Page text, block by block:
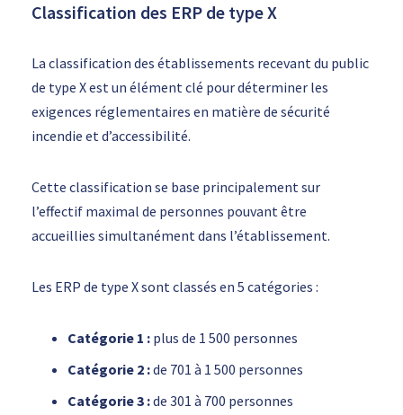
Classification des ERP de type X
La classification des établissements recevant du public
de type X est un élément clé pour déterminer les
exigences réglementaires en matière de sécurité
incendie et d’accessibilité.
Cette classification se base principalement sur
l’effectif maximal de personnes pouvant être
accueillies simultanément dans l’établissement.
Les ERP de type X sont classés en 5 catégories :
Catégorie 1 : plus de 1 500 personnes
Catégorie 2 :de 701 à 1 500 personnes
Catégorie 3 :de 301 à 700 personnes